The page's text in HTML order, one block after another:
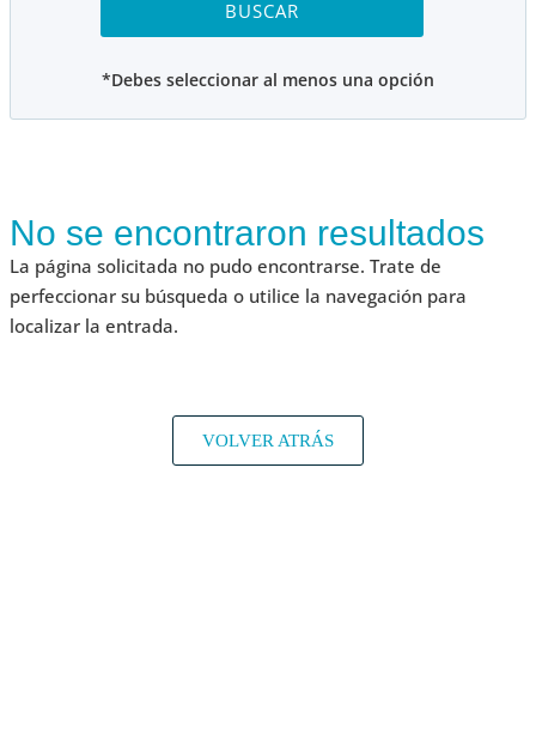
*Debes seleccionar al menos una opción
No se encontraron resultados
La página solicitada no pudo encontrarse. Trate de
perfeccionar su búsqueda o utilice la navegación para
localizar la entrada.
VOLVER ATRÁS